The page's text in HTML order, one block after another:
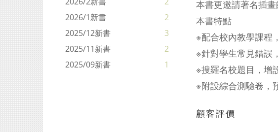
2026/1新書
2
2025/12新書
3
2025/11新書
2
2025/09新書
1
本書更邀請著名插
本書特點
※配合校內教學課程
※針對學生常見錯誤
※搜羅名校題目，增
※附設綜合測驗卷，
顧客評價